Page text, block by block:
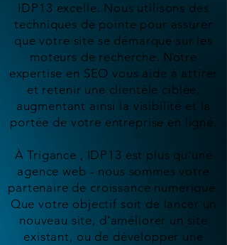
IDP13 excelle. Nous utilisons des
techniques de pointe pour assurer
que votre site se démarque sur les
moteurs de recherche. Notre
expertise en SEO vous aide à attirer
et retenir une clientèle ciblée,
augmentant ainsi la visibilité et la
portée de votre entreprise en ligne.
À Trigance , IDP13 est plus qu'une
agence web - nous sommes votre
partenaire de croissance numérique.
Que votre objectif soit de lancer un
nouveau site, d'améliorer un site
existant, ou de développer une